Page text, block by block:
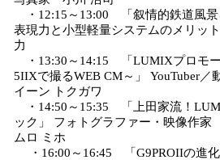
・12:15～13:00 「叙情的鉄道風景
表現力と小型軽量システムのメリッ
力
・13:30～14:15 「LUMIXプロモ
5IIXで撮るWEB CM～」 YouTuber
イーン トクガワ
・14:50～15:35 「上田家流！
ック」 フォトグラファー・映像作
ムロ ミホ
・16:00～16:45 「G9PROIIの進化